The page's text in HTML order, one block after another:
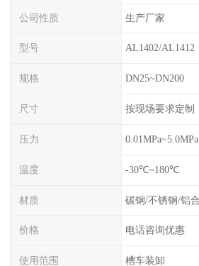
公司性质 生产厂家
型号 AL1402/AL1412
规格 DN25~DN200
尺寸 按现场要求定制
压力 0.01MPa~5.0MPa
温度 -30℃~180℃
材质 碳钢/不锈钢/铝
价格 电话咨询优惠
使用范围 槽车装卸